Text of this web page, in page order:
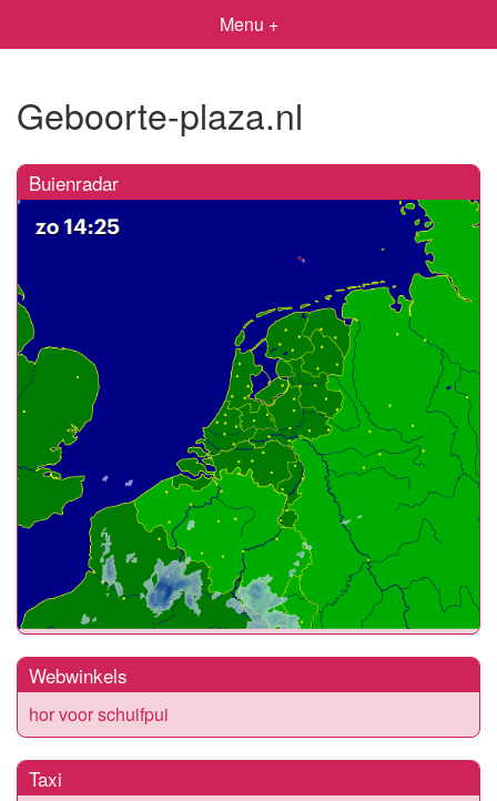
Menu +
Geboorte-plaza.nl
Buienradar
Webwinkels
hor voor schuifpui
Taxi